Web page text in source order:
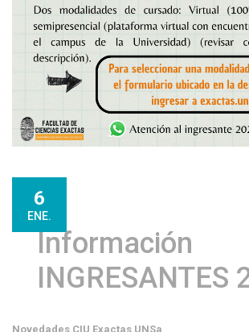
6
ENE.
Información
INGRESANTES
Novedades CIU Exactas UNSa